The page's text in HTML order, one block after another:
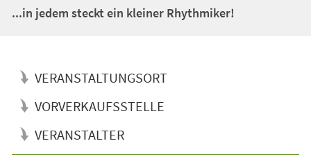
...in jedem steckt ein kleiner Rhythmiker!
VERANSTALTUNGSORT
VORVERKAUFSSTELLE
VERANSTALTER